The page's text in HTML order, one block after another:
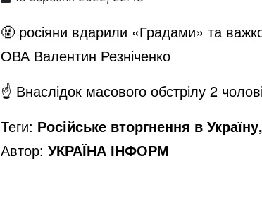
🤬 росіяни вдарили «Градами» та
ОВА Валентин Резніченко
☝️ Внаслідок масового обстрілу 2
Теги: Російське вторгнення в
Автор: УКРАЇНА ІНФОРМ